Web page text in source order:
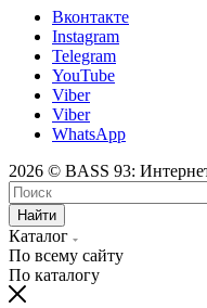
Вконтакте
Instagram
Telegram
YouTube
Viber
Viber
WhatsApp
2026 © BASS 93:
Найти
Каталог
По всему сайту
По каталогу